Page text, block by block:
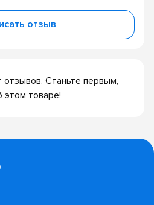
отзывов. Станьте первым,
этом товаре!
отзыв